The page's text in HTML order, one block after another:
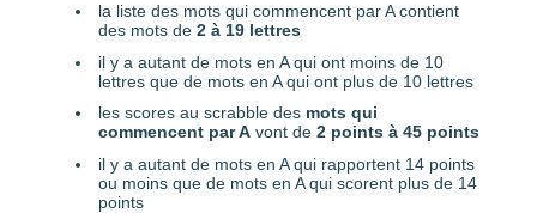
la liste des mots qui commencent par A contient
des mots de 2 à 19 lettres
il y a autant de mots en A qui ont moins de 10
lettres que de mots en A qui ont plus de 10 lettres
les scores au scrabble des mots qui
commencent par Avont de 2 points à 45 points
il y a autant de mots en A qui rapportent 14 points
ou moins que de mots en A qui scorent plus de 14
points